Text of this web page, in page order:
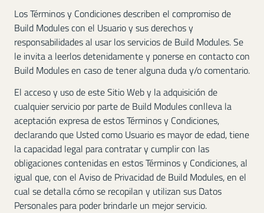
Los Términos y Condiciones describen el compromiso de
Build Modules con el Usuario y sus derechos y
responsabilidades al usar los servicios de Build Modules. Se
le invita a leerlos detenidamente y ponerse en contacto con
Build Modules en caso de tener alguna duda y/o comentario.
El acceso y uso de este Sitio Web y la adquisición de
cualquier servicio por parte de Build Modules conlleva la
aceptación expresa de estos Términos y Condiciones,
declarando que Usted como Usuario es mayor de edad, tiene
la capacidad legal para contratar y cumplir con las
obligaciones contenidas en estos Términos y Condiciones, al
igual que, con el Aviso de Privacidad de Build Modules, en el
cual se detalla cómo se recopilan y utilizan sus Datos
Personales para poder brindarle un mejor servicio.